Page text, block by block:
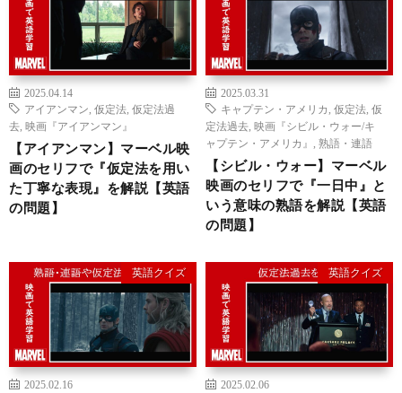
2025.04.14
アイアンマン 仮定法 仮定法過
去 映画『アイアンマン』
【アイアンマン】マーベル映
画のセリフで『仮定法を用い
た丁寧な表現』を解説【英語
の問題】
2025.03.31
キャプテン・アメリカ 仮定法 仮
定法過去 映画『シビル・ウォー/キ
ャプテン・アメリカ』
熟語・連語
【シビル・ウォー】マーベル
映画のセリフで『一日中』と
いう意味の熟語を解説【英語
の問題】
英語クイズ
2025.02.16
英語クイズ
2025.02.06